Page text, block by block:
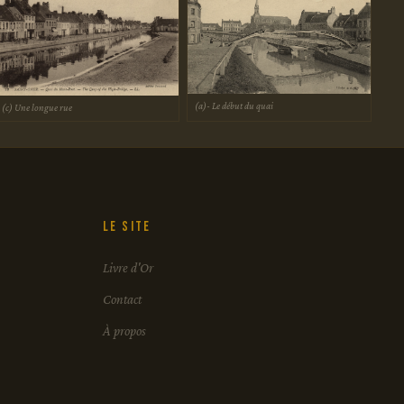
(c) Une longue rue (a)- Le début du quai
Le site
Livre d'Or
Contact
À propos